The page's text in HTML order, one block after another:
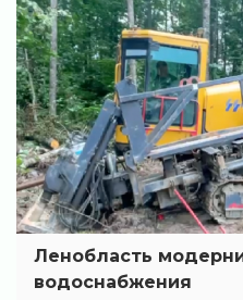
Ленобласть
водоснабжения